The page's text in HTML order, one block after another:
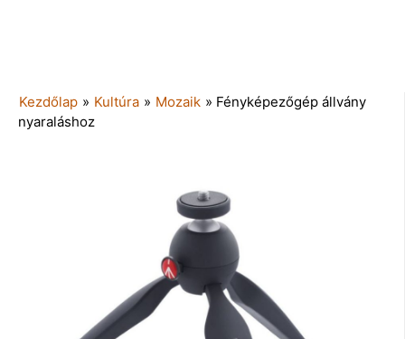
Kezdőlap » Kultúra » Mozaik » Fényképezőgép állvány
nyaraláshoz